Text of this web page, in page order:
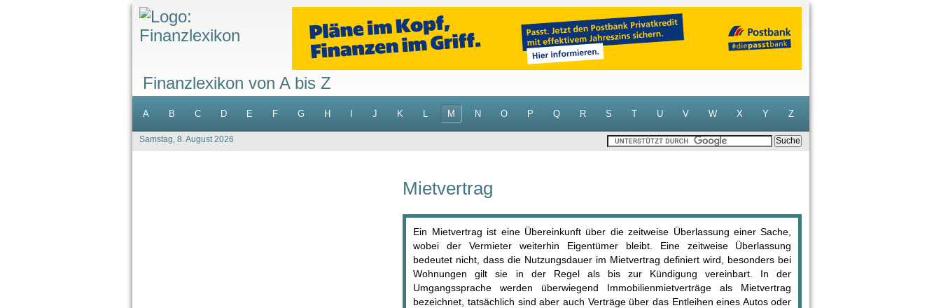
Finanzlexikon von A bis Z
A B C D E F G H J K L M N O P Q R S T U V W X Y Z
Samstag, 8. August 2026
Mietvertrag
Ein Mietvertrag ist eine Übereinkunft über die zeitweise Überlassung einer Sache,
wobei der Vermieter weiterhin Eigentümer bleibt. Eine zeitweise Überlassung
bedeutet nicht, dass die Nutzungsdauer im Mietvertrag definiert wird, besonders bei
Wohnungen gilt sie in der Regel als bis zur Kündigung vereinbart. In der
Umgangssprache werden überwiegend Immobilienmietverträge als Mietvertrag
bezeichnet, tatsächlich sind aber auch Verträge über das Entleihen eines Autos oder